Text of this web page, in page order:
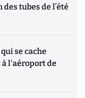
des tubes de l’été
se cache
l'aéroport de